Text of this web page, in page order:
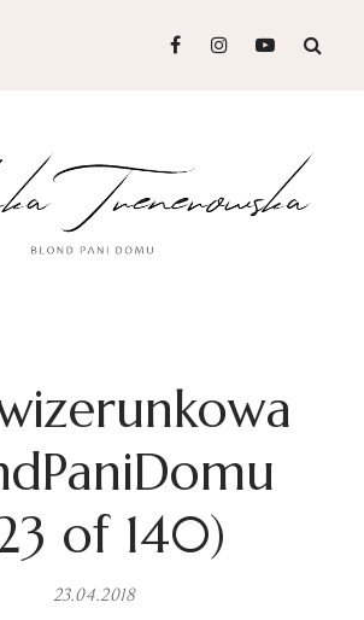
of 140)
23.04.2018